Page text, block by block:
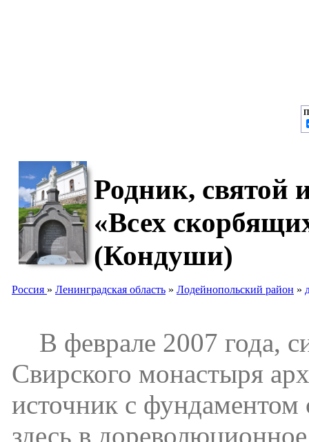
Родник, святой
«Всех
(Кондуши)
Россия » Ленинградская область » Лодейнопольский район »
В феврале 2007 года,
Свирского монастыря
источник с фундаментом
здесь в